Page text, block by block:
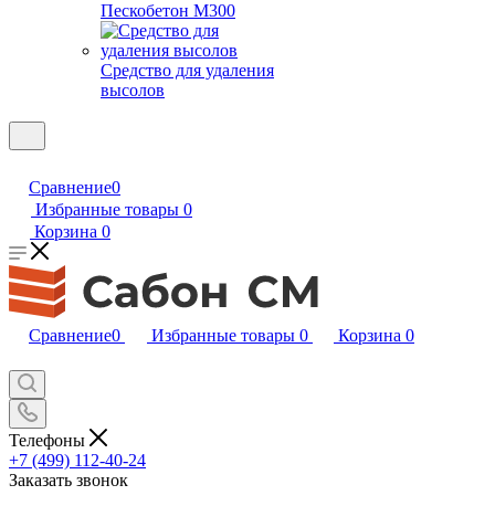
Пескобетон М300
Средство для удаления
высолов
Сравнение0
Избранные товары 0
Корзина 0
Сравнение0 Избранные товары 0 Корзина 0
Телефоны
+7 (499) 112-40-24
Заказать звонок